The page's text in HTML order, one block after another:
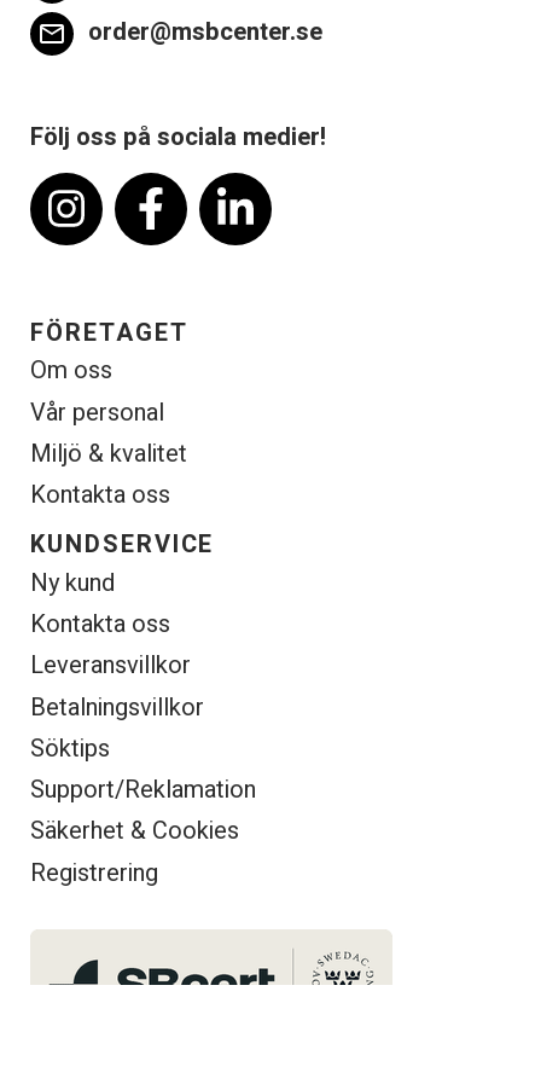
email order@msbcenter.se
Följ oss på sociala medier!
FÖRETAGET
Om oss
Vår personal
Miljö & kvalitet
Kontakta oss
KUNDSERVICE
Ny kund
Kontakta oss
Leveransvillkor
Betalningsvillkor
Söktips
Support/Reklamation
Säkerhet & Cookies
Registrering